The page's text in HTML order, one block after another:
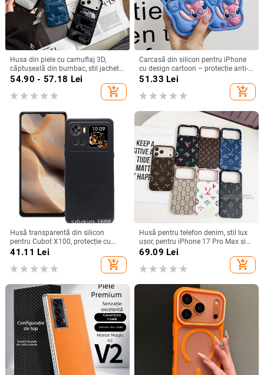
Husa din piele cu camuflaj 3D,
căptușeală din bumbac, stil jachetă
de iarnă, compatibilă cu iPhone
54.90 - 57.18 Lei
add_shopping_cart
Carcasă din silicon pentru iPhone
cu design cartoon – protecție anti-
cădere, finisaj mat, compatibilă cu
(Pro/Max)
51.33 Lei
add_shopping_cart
Husă transparentă din silicon
pentru Cubot X100, protecție cu
acoperire totală
41.11 Lei
add_shopping_cart
Husă pentru telefon denim, stil lux
ușor, pentru iPhone 17 Pro Max și
iPhone 16, cu acoperire totală
69.09 Lei
add_shopping_cart